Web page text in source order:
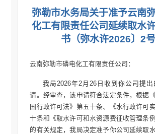
弥勒市水务局关于准予云南
化工有限责任公司延续取水
书（弥水许2026〕2号
云南弥勒市磷电化工有限责任公司：
我局2026年2月26日收到你公司提
请。经审查，该申请符合法定条件，根据
国行政许可法》第五十条、《水行政许可
十条和《取水许可和水资源费征收管理条
的有关规定，我局决定准予你公司延续取水